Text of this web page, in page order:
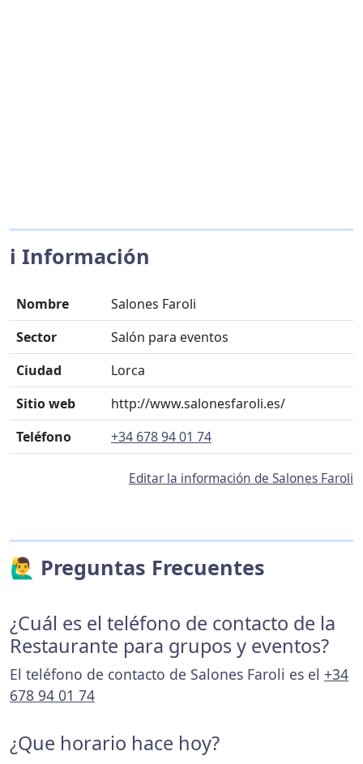
ℹ️ Información
Nombre
Salones Faroli
Sector
Salón para eventos
Ciudad
Lorca
Sitio web
http://www.salonesfaroli.es/
Teléfono
+34 678 94 01 74
Editar la información de Salones Faroli
🙋‍♂️ Preguntas Frecuentes
¿Cuál es el teléfono de contacto de la
Restaurante para grupos y eventos?
El teléfono de contacto de Salones Faroli es el +34
678 94 01 74
¿Que horario hace hoy?